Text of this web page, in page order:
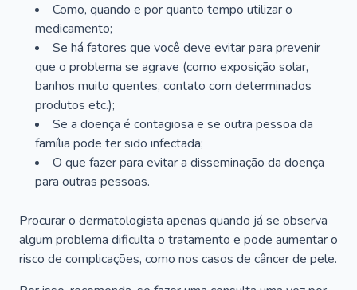
Como, quando e por quanto tempo utilizar o
medicamento;
Se há fatores que você deve evitar para prevenir
que o problema se agrave (como exposição solar,
banhos muito quentes, contato com determinados
produtos etc.);
Se a doença é contagiosa e se outra pessoa da
família pode ter sido infectada;
O que fazer para evitar a disseminação da doença
para outras pessoas.
Procurar o dermatologista apenas quando já se observa
algum problema dificulta o tratamento e pode aumentar o
risco de complicações, como nos casos de câncer de pele.